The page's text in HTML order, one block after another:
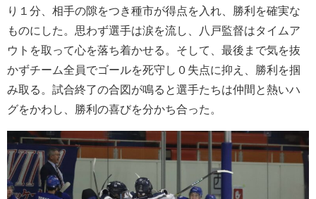
り１分、相手の隙をつき種市が得点を入れ、勝利を確実な
ものにした。思わず選手は涙を流し、八戸監督はタイムア
ウトを取って心を落ち着かせる。そして、最後まで気を抜
かずチーム全員でゴールを死守し０失点に抑え、勝利を掴
み取る。試合終了の合図が鳴ると選手たちは仲間と熱いハ
グをかわし、勝利の喜びを分かち合った。